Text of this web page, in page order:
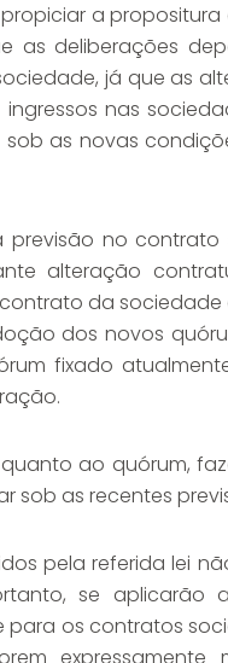
a propositura
as deliberações
já que as
nas
as novas
previsão no
alteração
da
dos novos
fixado
ao quórum,
as recentes
pela referida lei
se aplicarão
os contratos